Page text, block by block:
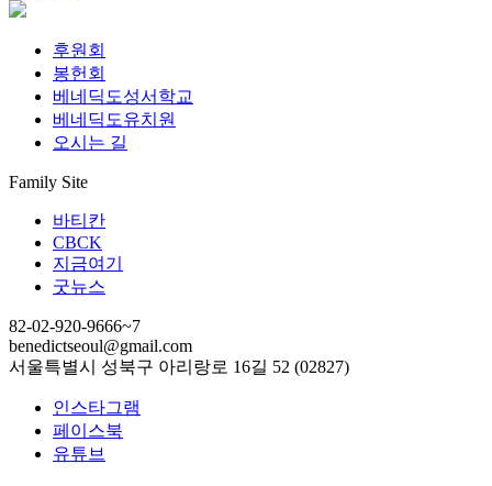
후원회
봉헌회
베네딕도성서학교
베네딕도유치원
오시는 길
Family Site
바티칸
CBCK
지금여기
굿뉴스
82-02-920-9666~7
benedictseoul@gmail.com
서울특별시 성북구 아리랑로 16길 52 (02827)
인스타그램
페이스북
유튜브